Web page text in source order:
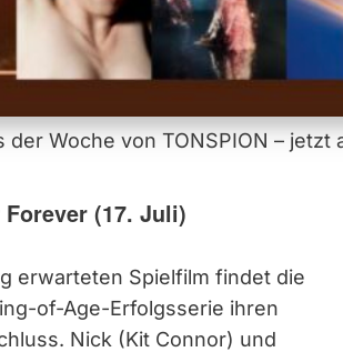
der Woche von TONSPION –
(17. Juli)
erwarteten Spielfilm findet die
of-Age-Erfolgsserie ihren
Nick (Kit Connor) und